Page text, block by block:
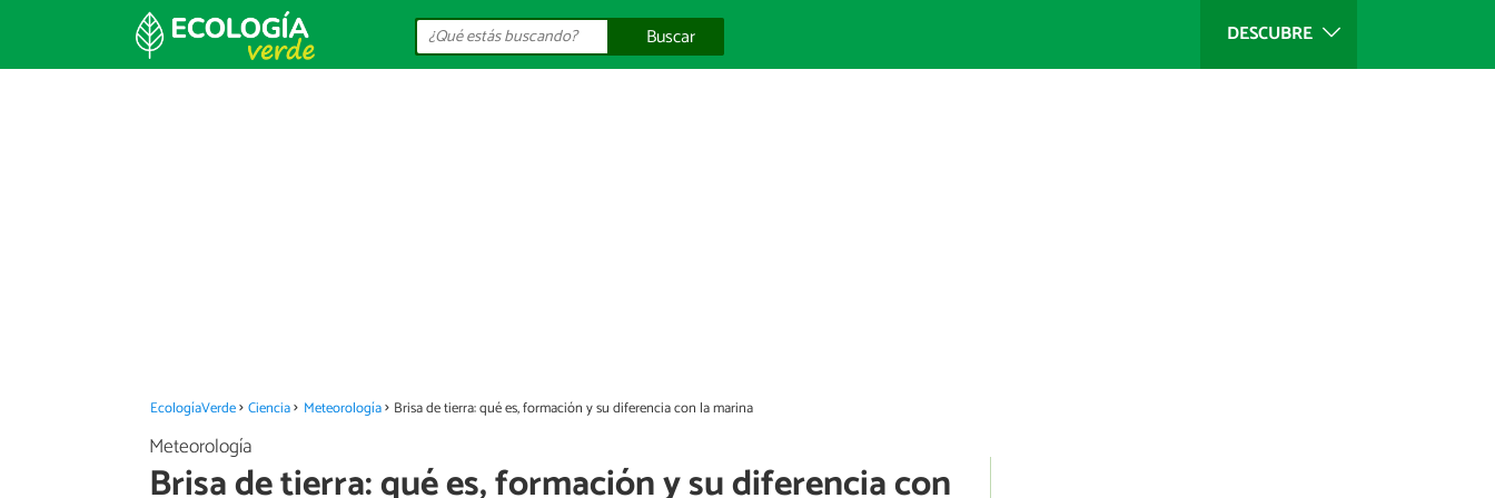
DESCUBRE
Buscar
EcologíaVerde Ciencia Meteorología Brisa de tierra: qué es, formación y su diferencia con la marina
Meteorología
Brisa de tierra: qué es, formación y su diferencia con